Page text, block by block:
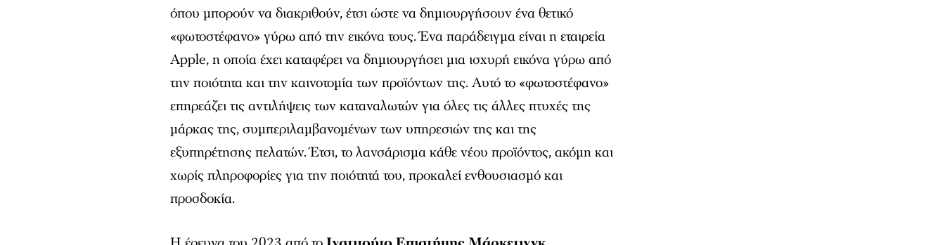
όπου μπορούν να διακριθούν, έτσι ώστε να δημιουργήσουν ένα θετικό
«φωτοστέφανο» γύρω από την εικόνα τους. Ένα παράδειγμα είναι η εταιρεία
Apple, η οποία έχει καταφέρει να δημιουργήσει μια ισχυρή εικόνα γύρω από
την ποιότητα και την καινοτομία των προϊόντων της. Αυτό το «φωτοστέφανο»
επηρεάζει τις αντιλήψεις των καταναλωτών για όλες τις άλλες πτυχές της
μάρκας της, συμπεριλαμβανομένων των υπηρεσιών της και της
εξυπηρέτησης πελατών. Έτσι, το λανσάρισμα κάθε νέου προϊόντος, ακόμη και
χωρίς πληροφορίες για την ποιότητά του, προκαλεί ενθουσιασμό και
προσδοκία.